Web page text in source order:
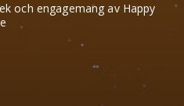
och engagemang av Happy